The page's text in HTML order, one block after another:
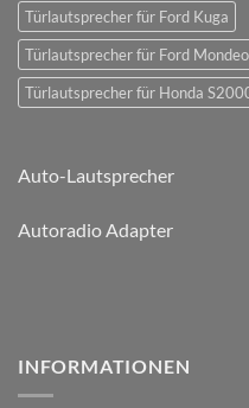
Türlautsprecher für Ford Kuga
Türlautsprecher für Ford
Türlautsprecher für Honda
Auto-Lautsprecher
Autoradio Adapter
INFORMATIONEN